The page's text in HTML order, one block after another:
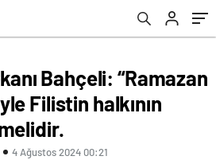
Bahçeli: “Ramazan
Filistin halkının
4 Ağustos 2024 00:21